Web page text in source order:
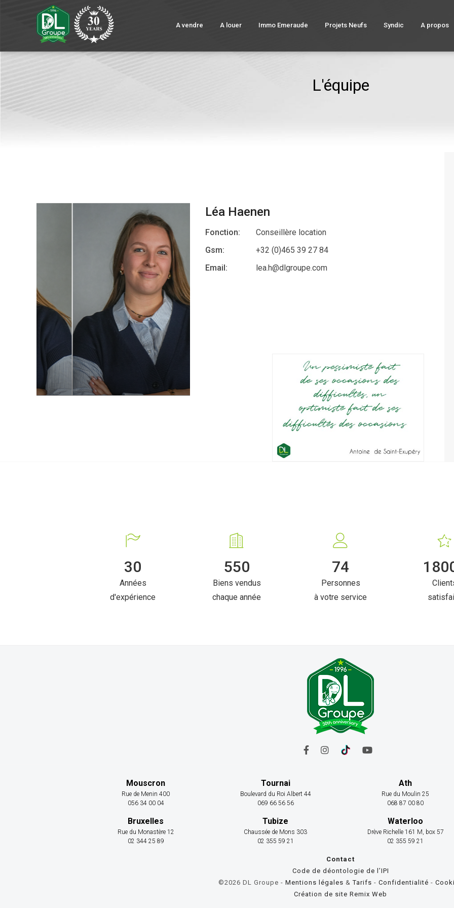
A vendre A louer Immo Emeraude Projets Neufs Syndic A propos
L'équipe
Léa Haenen
Fonction:
Conseillère location
Gsm:
+32 (0)465 39 27 84
Email:
lea.h@dlgroupe.com
30
Années
d'expérience
550
Biens vendus
chaque année
74
Personnes
à votre service
Mouscron
Rue de Menin 400
056 34 00 04
Tournai
Boulevard du Roi Albert 44
069 66 56 56
Ath
Rue du Moulin 25
068 87 00 80
Bruxelles
Rue du Monastère 12
02 344 25 89
Tubize
Chaussée de Mons 303
02 355 59 21
Waterloo
Drève Richelle 161 M, box 57
02 355 59 21
Contact
Code de déontologie de l’IPI
©2026 DL Groupe - Mentions légales &Tarifs - Confidentialité -
Création de site Remix Web